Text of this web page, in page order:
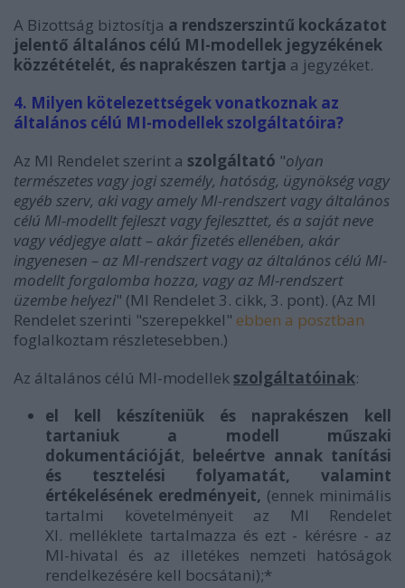
A Bizottság biztosítja a rendszerszintű kockázatot
jelentő általános célú MI-modellek jegyzékének
közzétételét, és naprakészen tartja a jegyzéket.
4. Milyen kötelezettségek vonatkoznak az
általános célú MI-modellek szolgáltatóira?
Az MI Rendelet szerint a szolgáltató "olyan
természetes vagy jogi személy, hatóság, ügynökség vagy
egyéb szerv, aki vagy amely MI-rendszert vagy általános
célú MI-modellt fejleszt vagy fejleszttet, és a saját neve
vagy védjegye alatt – akár fizetés ellenében, akár
ingyenesen – az MI-rendszert vagy az általános célú MI-
modellt forgalomba hozza, vagy az MI-rendszert
üzembe helyezi" (MI Rendelet 3. cikk, 3. pont). (Az MI
Rendelet szerinti "szerepekkel" ebben a posztban
foglalkoztam részletesebben.)
Az általános célú MI-modellekszolgáltatóinak:
el kell készíteniük és naprakészen kell
tartaniuk a modell műszaki
dokumentációját, beleértve annak tanítási
és tesztelési folyamatát, valamint
értékelésének eredményeit, (ennek minimális
tartalmi követelményeit az MI Rendelet
XI. melléklete tartalmazza és ezt - kérésre - az
MI-hivatal és az illetékes nemzeti hatóságok
rendelkezésére kell bocsátani);*